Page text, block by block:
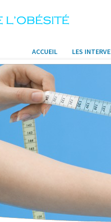
ACCUEIL LES